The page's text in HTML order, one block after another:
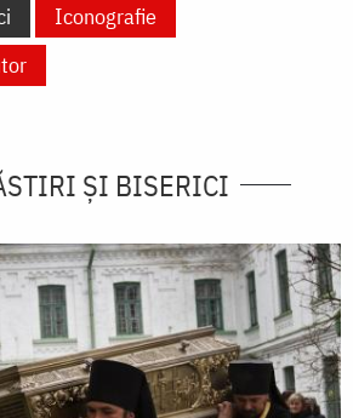
Iconografie
ȘI BISERICI